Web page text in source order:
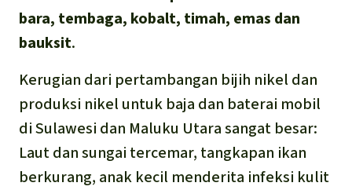
bara, tembaga, kobalt, timah, emas dan
bauksit.
Kerugian dari pertambangan bijih nikel dan
produksi nikel untuk baja dan baterai mobil
di Sulawesi dan Maluku Utara sangat besar:
Laut dan sungai tercemar, tangkapan ikan
berkurang, anak kecil menderita infeksi kulit